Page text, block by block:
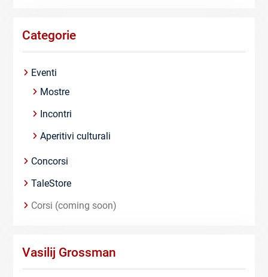
Categorie
Eventi
Mostre
Incontri
Aperitivi culturali
Concorsi
TaleStore
Corsi (coming soon)
Vasilij Grossman